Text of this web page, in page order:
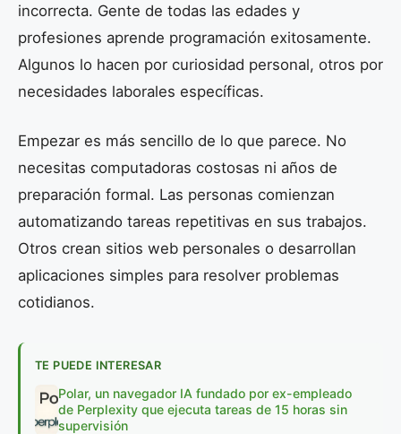
incorrecta. Gente de todas las edades y
profesiones aprende programación exitosamente.
Algunos lo hacen por curiosidad personal, otros por
necesidades laborales específicas.
Empezar es más sencillo de lo que parece. No
necesitas computadoras costosas ni años de
preparación formal. Las personas comienzan
automatizando tareas repetitivas en sus trabajos.
Otros crean sitios web personales o desarrollan
aplicaciones simples para resolver problemas
cotidianos.
TE PUEDE INTERESAR
Polar, un navegador IA fundado por ex-empleado
de Perplexity que ejecuta tareas de 15 horas sin
supervisión